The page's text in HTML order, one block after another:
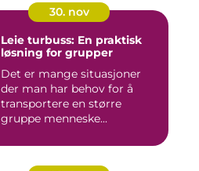
30. nov
Leie turbuss: En praktisk
løsning for grupper
Det er mange situasjoner
der man har behov for å
transportere en større
gruppe menneske...